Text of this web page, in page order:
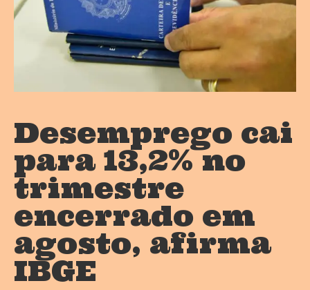
Desemprego cai
para 13,2% no
trimestre
encerrado em
agosto, afirma
IBGE